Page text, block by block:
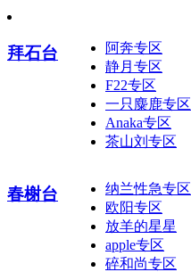
拜石台
阿奔专区
静月专区
F22专区
一只麋鹿专区
Anaka专区
茶山刘专区
春榭台
纳兰性急专区
欧阳专区
放羊的星星
apple专区
碎和尚专区